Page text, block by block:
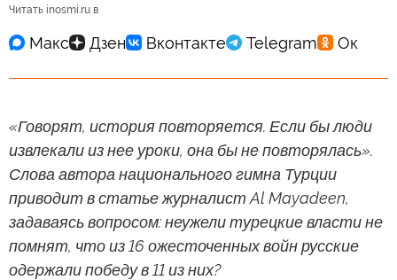
Читать inosmi.ru в
«Говорят, история повторяется. Если бы люди
извлекали из нее уроки, она бы не повторялась».
Слова автора национального гимна Турции
приводит в статье журналист Al Mayadeen,
задаваясь вопросом: неужели турецкие власти не
помнят, что из 16 ожесточенных войн русские
одержали победу в 11 из них?